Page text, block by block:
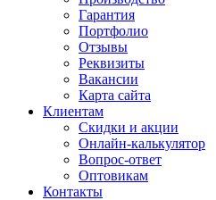
Гарантия
Портфолио
Отзывы
Реквизиты
Вакансии
Карта сайта
Клиентам
Скидки и акции
Онлайн-калькулятор
Вопрос-ответ
Оптовикам
Контакты